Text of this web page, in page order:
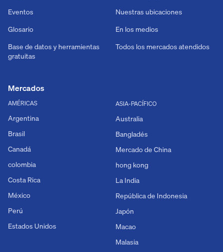
Eventos
Glosario
Base de datos y herramientas
gratuitas
Nuestras ubicaciones
En los medios
Todos los mercados atendidos
Mercados
AMÉRICAS
Argentina
Brasil
Canadá
colombia
Costa Rica
México
Perú
Estados Unidos
ASIA-PACÍFICO
Australia
Bangladés
Mercado de China
hong kong
La India
República de Indonesia
Japón
Macao
Malasia